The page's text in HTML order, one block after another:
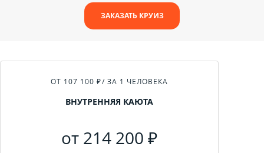
ЗАКАЗАТЬ КРУИЗ
ОТ 107 100 ₽/ ЗА 1 ЧЕЛОВЕКА
ВНУТРЕННЯЯ КАЮТА
от 214 200 ₽